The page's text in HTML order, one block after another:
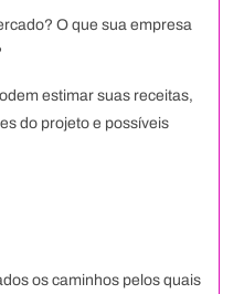
O que sua empresa
estimar suas receitas,
do projeto e possíveis
os caminhos pelos quais